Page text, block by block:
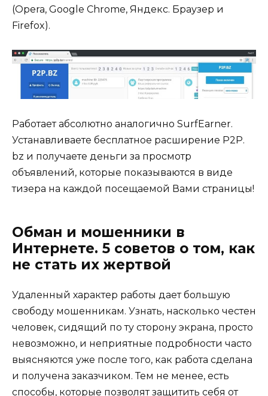
(Opera, Google Chrome, Яндекс. Браузер и
Firefox).
Работает абсолютно аналогично SurfEarner.
Устанавливаете бесплатное расширение P2P.
bz и получаете деньги за просмотр
объявлений, которые показываются в виде
тизера на каждой посещаемой Вами страницы!
Обман и мошенники в
Интернете. 5 советов о том, как
не стать их жертвой
Удаленный характер работы дает большую
свободу мошенникам. Узнать, насколько честен
человек, сидящий по ту сторону экрана, просто
невозможно, и неприятные подробности часто
выясняются уже после того, как работа сделана
и получена заказчиком. Тем не менее, есть
способы, которые позволят защитить себя от